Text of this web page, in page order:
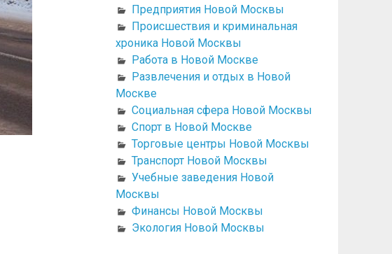
Предприятия Новой Москвы
Происшествия и криминальная
хроника Новой Москвы
Работа в Новой Москве
Развлечения и отдых в Новой
Москве
Социальная сфера Новой Москвы
Спорт в Новой Москве
Торговые центры Новой Москвы
Транспорт Новой Москвы
Учебные заведения Новой
Москвы
Финансы Новой Москвы
Экология Новой Москвы